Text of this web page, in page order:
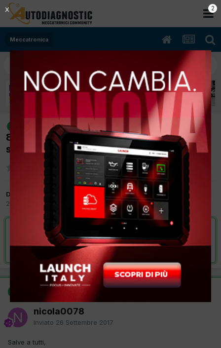
Meccatronica
[BMW 316D 07/2011 2.0cc N47D20C
85Kw Diesel] L'auto non parte dopo la
sostituzione della batteria.
Da nicola0078
26 Settembre 2017
Meccatronica
VAI ALLA SOLUZIONE
Risolta da nicola0078,
nicola0078
Inviato 26 Settembre 2017
Salve a tutti,
2
X